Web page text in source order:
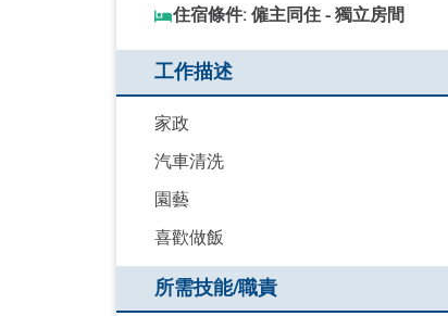
住宿條件: 僱主同住 - 獨立房間
工作描述
家政
汽車清洗
園藝
喜歡做飯
所需技能/職責